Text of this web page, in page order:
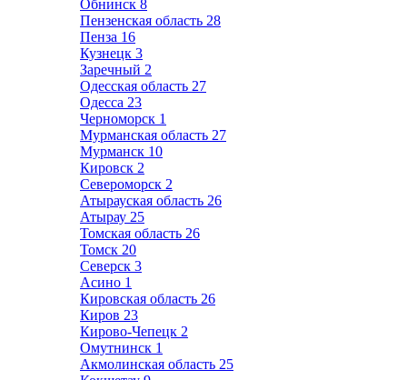
Обнинск 8
Пензенская область 28
Пенза 16
Кузнецк 3
Заречный 2
Одесская область 27
Одесса 23
Черноморск 1
Мурманская область 27
Мурманск 10
Кировск 2
Североморск 2
Атырауская область 26
Атырау 25
Томская область 26
Томск 20
Северск 3
Асино 1
Кировская область 26
Киров 23
Кирово-Чепецк 2
Омутнинск 1
Акмолинская область 25